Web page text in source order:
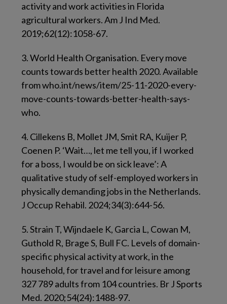
activity and work activities in Florida
agricultural workers. Am J Ind Med.
2019;62(12):1058-67.
3.World Health Organisation. Every move
counts towards better health 2020. Available
from who.int/news/item/25-11-2020-every-
move-counts-towards-better-health-says-
who.
4. Cillekens B, Mollet JM, Smit RA, Kuijer P,
Coenen P. ‘Wait…, let me tell you, if I worked
for a boss, I would be on sick leave’: A
qualitative study of self-employed workers in
physically demanding jobs in the Netherlands.
J Occup Rehabil. 2024;34(3):644-56.
5.Strain T, Wijndaele K, Garcia L, Cowan M,
Guthold R, Brage S, Bull FC. Levels of domain-
specific physical activity at work, in the
household, for travel and for leisure among
327 789 adults from 104 countries. Br J Sports
Med. 2020;54(24):1488-97.